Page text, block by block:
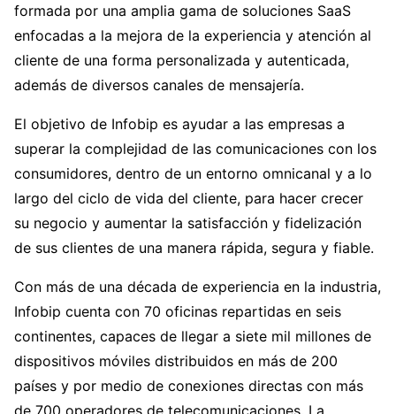
formada por una amplia gama de soluciones SaaS
enfocadas a la mejora de la experiencia y atención al
cliente de una forma personalizada y autenticada,
además de diversos canales de mensajería.
El objetivo de Infobip es ayudar a las empresas a
superar la complejidad de las comunicaciones con los
consumidores, dentro de un entorno omnicanal y a lo
largo del ciclo de vida del cliente, para hacer crecer
su negocio y aumentar la satisfacción y fidelización
de sus clientes de una manera rápida, segura y fiable.
Con más de una década de experiencia en la industria,
Infobip cuenta con 70 oficinas repartidas en seis
continentes, capaces de llegar a siete mil millones de
dispositivos móviles distribuidos en más de 200
países y por medio de conexiones directas con más